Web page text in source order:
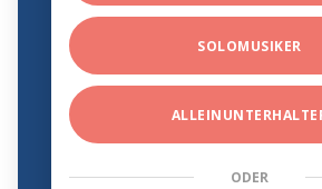
SOLOMUSIKER
ODER